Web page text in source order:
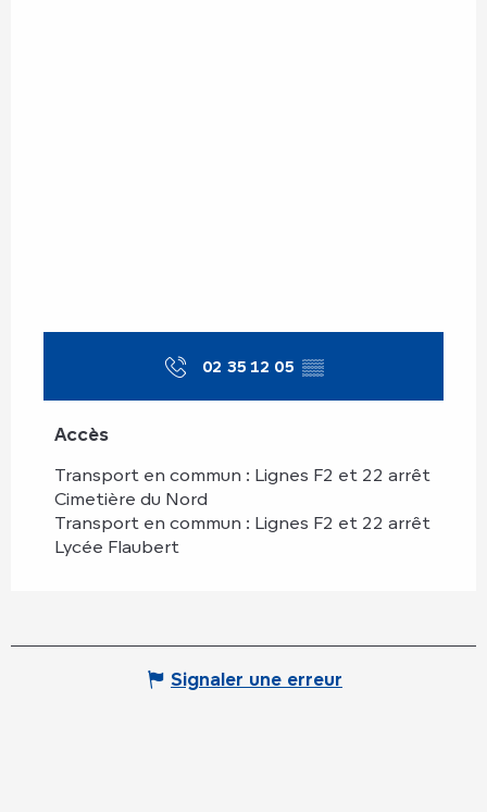
02 35 12 05 ▒▒
Accès
Accès
Transport en commun : Lignes F2 et 22 arrêt
Cimetière du Nord
Transport en commun : Lignes F2 et 22 arrêt
Lycée Flaubert
Signaler une erreur